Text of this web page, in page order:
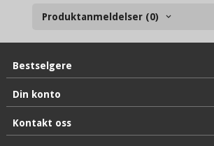
Produktanmeldelser (0)
Bestselgere
Din konto
Kontakt oss